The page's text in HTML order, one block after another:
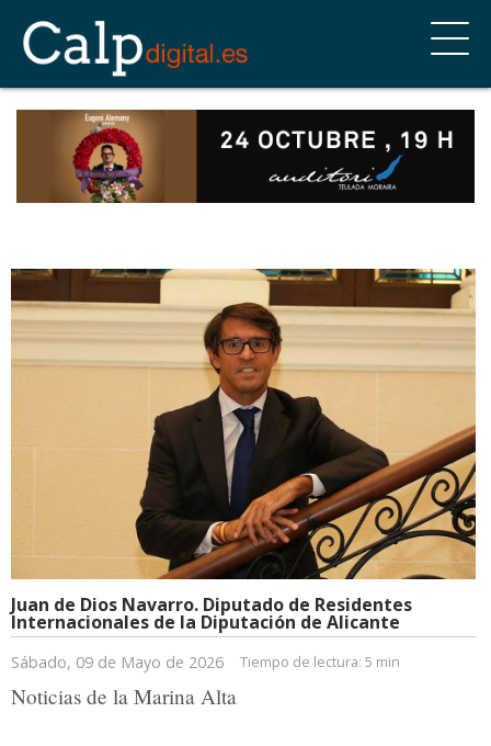
Juan de Dios Navarro. Diputado de Residentes
Internacionales de la Diputación de Alicante
Sábado, 09 de Mayo de 2026 Tiempo de lectura: 5 min
Noticias de la Marina Alta